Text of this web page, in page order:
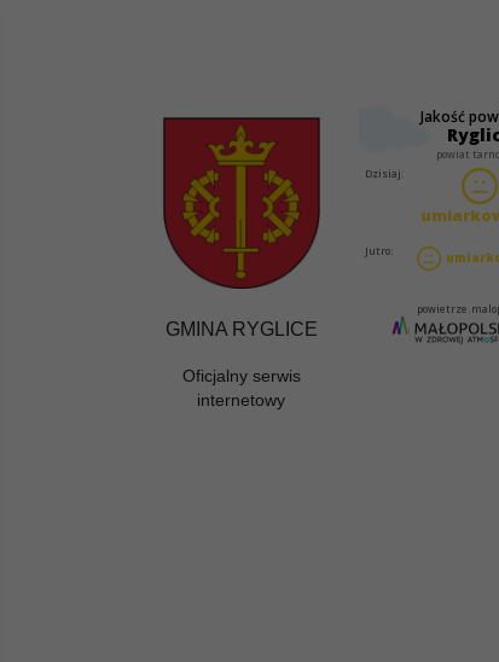
GMINA RYGLICE
Oficjalny serwis
internetowy